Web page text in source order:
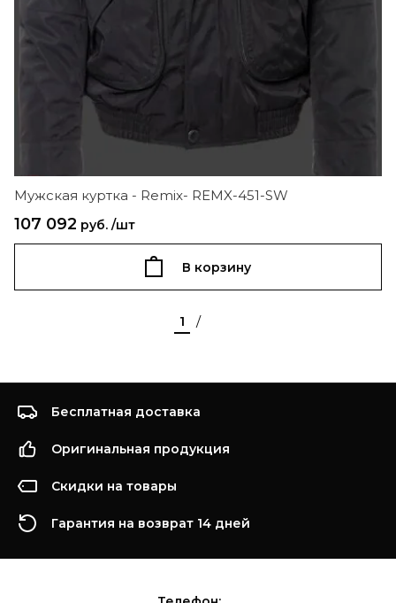
Мужская куртка - Remix- REMX-451-SW
107 092 руб. /шт
В корзину
1 /
Бесплатная доставка
Оригинальная продукция
Скидки на товары
Гарантия на возврат 14 дней